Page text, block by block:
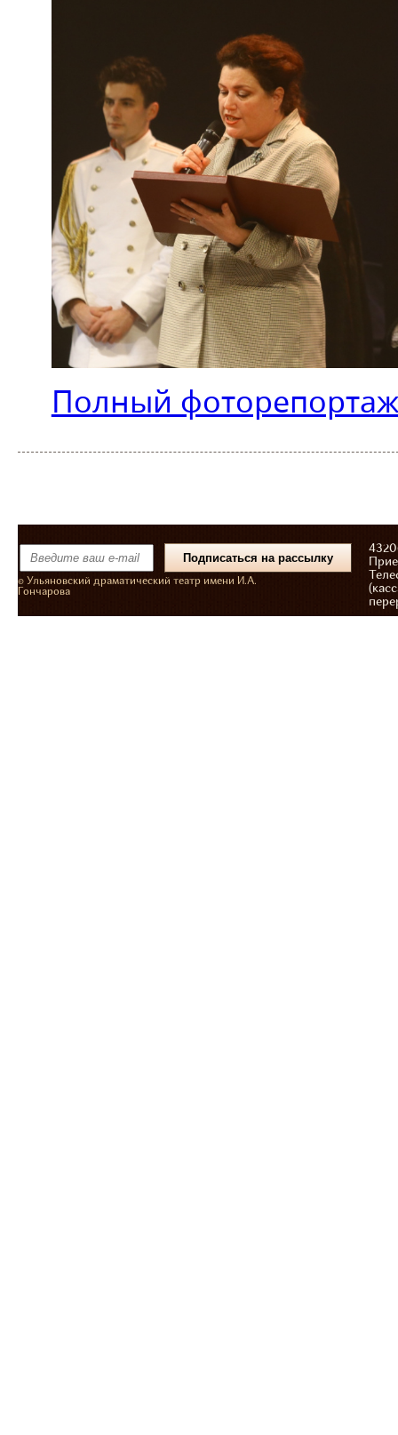
Полный
© Ульяновский драматический театр имени И.А.
Гончарова